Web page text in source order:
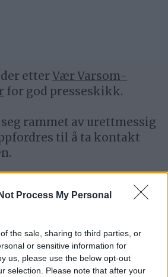
Process My Personal
the sale, sharing to third parties, or
or sensitive information for
us, please use the below opt-out
selection. Please note that after your
etterVær Varsom-
for god presseskikk.
rammet av urettmessig
til å ta kontakt
behandler klager mot
om klageadgang, se: